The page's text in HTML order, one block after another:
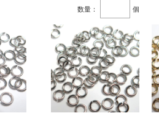
数量： 個